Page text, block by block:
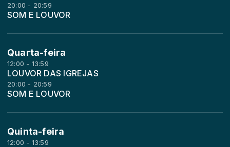
20:00 - 20:59
SOM E LOUVOR
Quarta-feira
12:00 - 13:59
LOUVOR DAS IGREJAS
20:00 - 20:59
SOM E LOUVOR
Quinta-feira
12:00 - 13:59